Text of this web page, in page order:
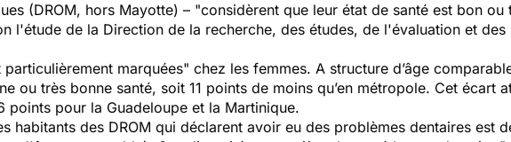
(DROM, hors Mayotte) – "considèrent que leur état de santé est bon
l'étude de la Direction de la recherche, des études, de l'évaluation et
marquées" chez les femmes. A structure d’âge
ou très bonne santé, soit 11 points de moins qu’en métropole. Cet écart
points pour la Guadeloupe et la Martinique.
habitants des DROM qui déclarent avoir eu des problèmes dentaires est